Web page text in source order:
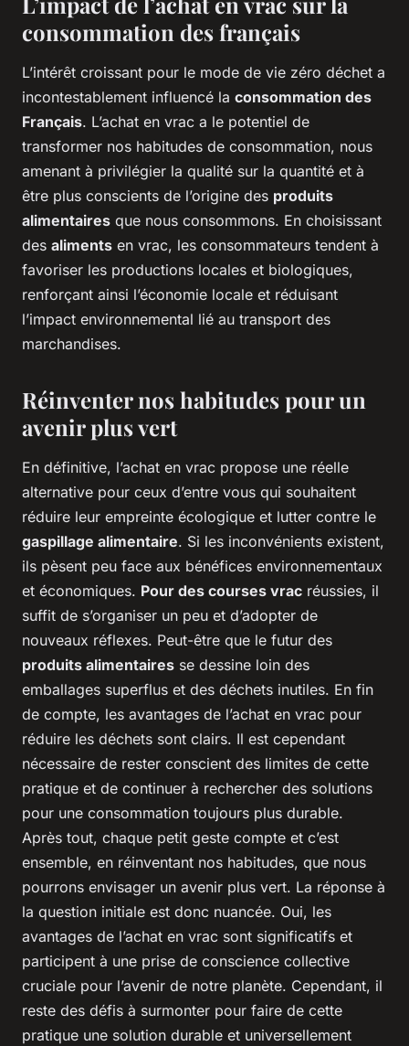
consommation des français
L’intérêt croissant pour le mode de vie zéro déchet a
incontestablement influencé la consommation des
Français. L’achat en vrac a le potentiel de
transformer nos habitudes de consommation, nous
amenant à privilégier la qualité sur la quantité et à
être plus conscients de l’origine des produits
alimentaires que nous consommons. En choisissant
des aliments en vrac, les consommateurs tendent à
favoriser les productions locales et biologiques,
renforçant ainsi l’économie locale et réduisant
l’impact environnemental lié au transport des
marchandises.
Réinventer nos habitudes pour un
avenir plus vert
En définitive, l’achat en vrac propose une réelle
alternative pour ceux d’entre vous qui souhaitent
réduire leur empreinte écologique et lutter contre le
gaspillage alimentaire. Si les inconvénients existent,
ils pèsent peu face aux bénéfices environnementaux
et économiques. Pour des courses vrac réussies, il
suffit de s’organiser un peu et d’adopter de
nouveaux réflexes. Peut-être que le futur des
produits alimentaires se dessine loin des
emballages superflus et des déchets inutiles. En fin
de compte, les avantages de l’achat en vrac pour
réduire les déchets sont clairs. Il est cependant
nécessaire de rester conscient des limites de cette
pratique et de continuer à rechercher des solutions
pour une consommation toujours plus durable.
Après tout, chaque petit geste compte et c’est
ensemble, en réinventant nos habitudes, que nous
pourrons envisager un avenir plus vert. La réponse à
la question initiale est donc nuancée. Oui, les
avantages de l’achat en vrac sont significatifs et
participent à une prise de conscience collective
cruciale pour l’avenir de notre planète. Cependant, il
reste des défis à surmonter pour faire de cette
pratique une solution durable et universellement